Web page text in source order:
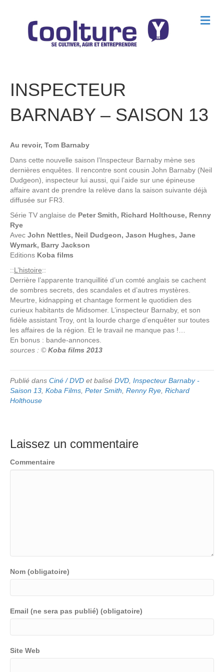
M
e
INSPECTEUR
BARNABY – SAISON 13
Au revoir, Tom Barnaby
Dans cette nouvelle saison l’Inspecteur Barnaby mène ses
dernières enquêtes. Il rencontre sont cousin John Barnaby (Neil
Dudgeon), inspecteur lui aussi, qui l’aide sur une épineuse
affaire avant de prendre la relève dans la saison suivante déjà
diffusée sur FR3.
Série TV anglaise de Peter Smith, Richard Holthouse, Renny
Rye
Avec John Nettles, Neil Dudgeon, Jason Hughes, Jane
Wymark, Barry Jackson
Editions Koba films
::L’histoire::
Derrière l’apparente tranquillité d’un comté anglais se cachent
de sombres secrets, des scandales et d’autres mystères.
Meurtre, kidnapping et chantage forment le quotidien des
curieux habitants de Midsomer. L’inspecteur Barnaby, et son
fidèle assistant Troy, ont la lourde charge d’enquêter sur toutes
les affaires de la région. Et le travail ne manque pas !…
En bonus : bande-annonces.
sources : ©Koba films 2013
Publié dans Ciné / DVD et balisé DVD Inspecteur Barnaby -
Saison 13 Koba Films Peter Smith Renny Rye Richard
Holthouse
Laissez un commentaire
Commentaire
Nom (obligatoire)
Email (ne sera pas publié) (obligatoire)
Site Web